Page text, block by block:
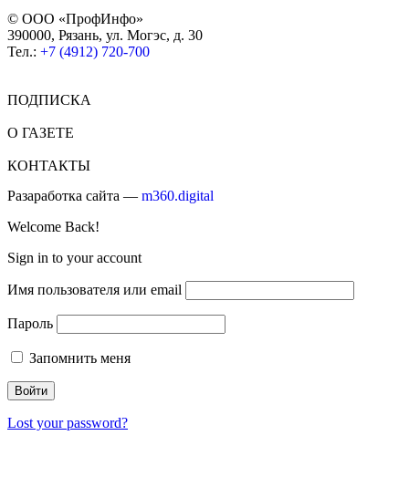
© ООО «ПрофИнфо»
390000, Рязань, ул. Могэс, д. 30
Тел.: +7 (4912) 720-700
ПОДПИСКА
О ГАЗЕТЕ
КОНТАКТЫ
Разаработка сайта — m360.digital
Welcome Back!
Sign in to your account
Имя пользователя или email
Пароль
Запомнить меня
Lost your password?